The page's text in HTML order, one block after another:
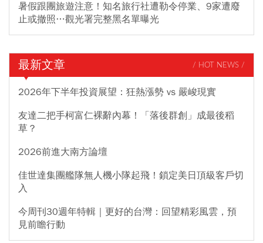
暑假跟團旅遊注意！知名旅行社遭勒令停業、9家遭廢
止或撤照…觀光署完整黑名單曝光
最新文章 / HOT NEWS /
2026年下半年投資展望：狂熱漲勢 vs 嚴峻現實
友達二把手柯富仁裸辭內幕！「落後群創」成最後稻
草？
2026前進大南方論壇
佳世達集團艦隊無人機小隊起飛！鎖定美日頂級客戶切
入
今周刊30週年特輯｜更好的台灣：回望精彩風雲，預
見前瞻行動